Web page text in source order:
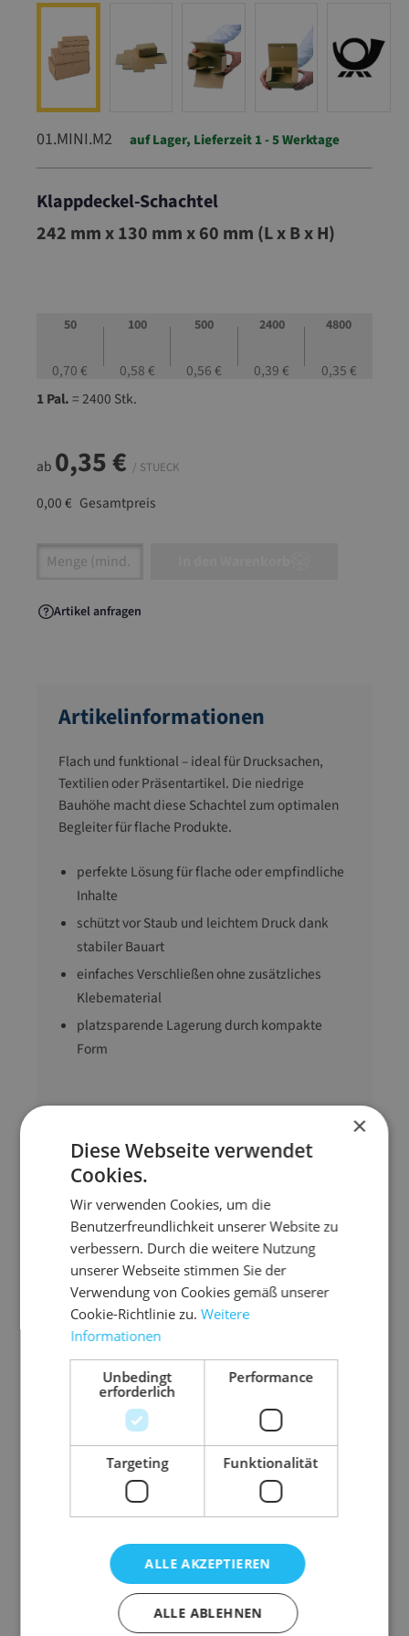
01.MINI.M2 auf Lager, Lieferzeit 1 - 5 Werktage
Klappdeckel-Schachtel
01.MINI.M2
242 mm x 130 mm x 60 mm (L x B x H)
50
0,70 €
100
0,58 €
500
0,56 €
2400
0,39 €
4800
0,35 €
1 Pal.= 2400 Stk.
ab 0,35 € / STUECK
0,00 € Gesamtpreis
Artikel Anzahl: Gib den gewünschten Wert
Artikel anfragen
Artikelinformationen
Flach und funktional – ideal für Drucksachen,
Textilien oder Präsentartikel. Die niedrige
Bauhöhe macht diese Schachtel zum optimalen
Begleiter für flache Produkte.
perfekte Lösung für flache oder empfindliche
Inhalte
schützt vor Staub und leichtem Druck dank
stabiler Bauart
einfaches Verschließen ohne zusätzliches
Klebematerial
platzsparende Lagerung durch kompakte
Form
Innenmaß
242 mm x 130 mm x
Farbe
braun
Qualität
1.3 B-Welle
Wellpappe
1-wellig
Gurtmaß
0,65 m
Volumen
2,23 l
Gewicht
Zubehör-Artikel
×
Diese Webseite verwendet
Cookies.
Wir verwenden Cookies, um die
Benutzerfreundlichkeit unserer Website zu
verbessern. Durch die weitere Nutzung
unserer Webseite stimmen Sie der
Verwendung von Cookies gemäß unserer
Cookie-Richtlinie zu.Weitere
Informationen
Unbedingt
erforderlich
Performance
Targeting Funktionalität
ALLE AKZEPTIEREN
ALLE ABLEHNEN